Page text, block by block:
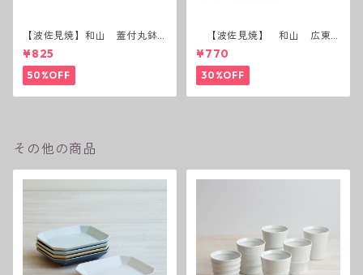
【波佐見焼】和山 蓋付丸鉢
(花絵)
¥825
50%OFF
【波佐見焼】 和山 広東
碗 二色ボーダー 全6パター
ン
¥770
30%OFF
その他の商品